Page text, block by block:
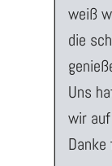
weiß
die
Uns
wir